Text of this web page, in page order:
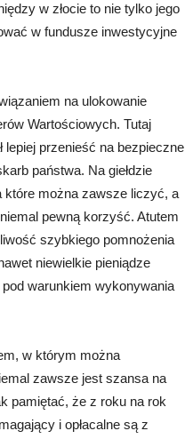
w złocie to nie tylko jego
w fundusze inwestycyjne
na ulokowanie
Wartościowych. Tutaj
lepiej przenieść na bezpieczne
państwa. Na giełdzie
które można zawsze liczyć, a
pewną korzyść. Atutem
szybkiego pomnożenia
niewielkie pieniądze
warunkiem wykonywania
w którym można
zawsze jest szansa na
pamiętać, że z roku na rok
i opłacalne są z